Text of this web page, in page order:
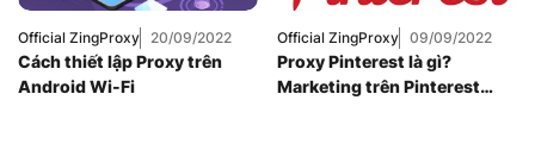
Nam,
Uncategorized
Official ZingProxy 20/09/2022
Cách thiết lập Proxy trên
Android Wi-Fi
Uncategorized
Official ZingProxy 09/09/2022
Proxy Pinterest là gì?
Marketing trên Pinterest